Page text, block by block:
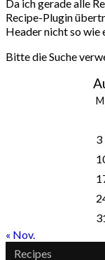
Da ich gerade alle
Recipe-Plugin
Header nicht so wie
Bitte die Suche
M
3
« Nov.
Recipes